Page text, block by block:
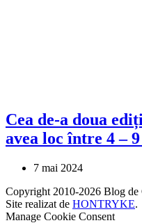
Cea de-a doua
avea loc între 4 –
7 mai 2024
Copyright 2010-2026 Blog de
Site realizat de HONTRYKE.
Manage Cookie Consent